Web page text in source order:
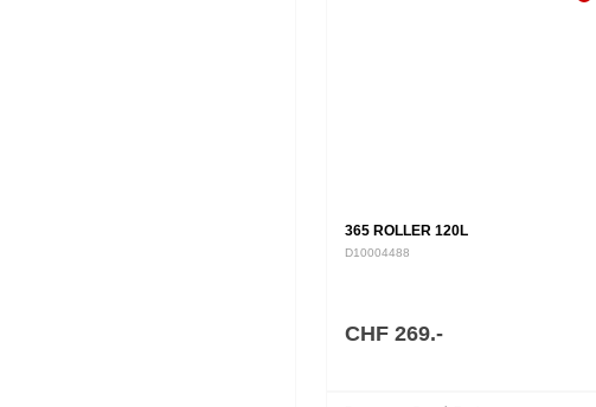
365 ROLLER 120L
D10004488
CHF 269.-